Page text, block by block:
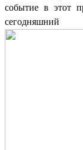
событие в этот